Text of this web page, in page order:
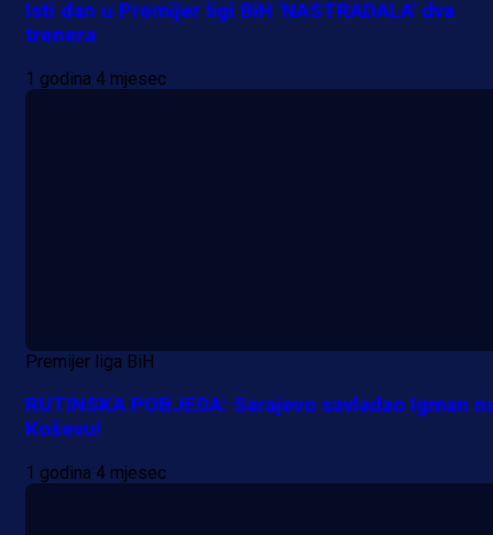
Isti dan u Premijer ligi BiH 'NASTRADALA' dva
trenera
1 godina 4 mjesec
Premijer liga BiH
RUTINSKA POBJEDA: Sarajevo savladao Igman
Koševu!
1 godina 4 mjesec